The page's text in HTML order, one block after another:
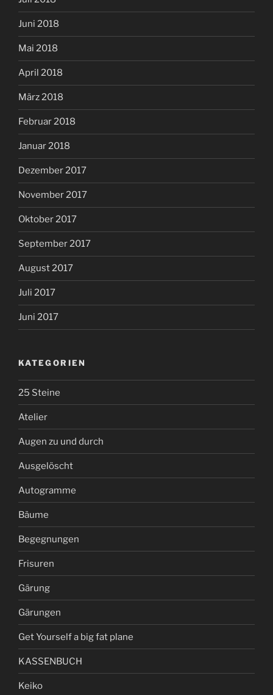
Juni 2018
Mai 2018
April 2018
März 2018
Februar 2018
Januar 2018
Dezember 2017
November 2017
Oktober 2017
September 2017
August 2017
Juli 2017
Juni 2017
KATEGORIEN
25 Steine
Atelier
Augen zu und durch
Ausgelöscht
Autogramme
Bäume
Begegnungen
Frisuren
Gärung
Gärungen
Get Yourself a big fat plane
KASSENBUCH
Keiko